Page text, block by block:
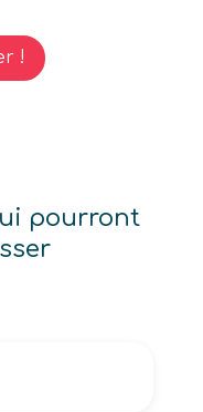
!
pourront